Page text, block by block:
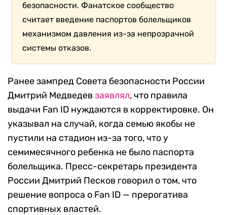
безопасности. Фанатское сообщество
считает введение паспортов болельщиков
механизмом давления из-за непрозрачной
системы отказов.
Ранее зампред Совета безопасности России
Дмитрий Медведев заявлял, что правила
выдачи Fan ID нуждаются в корректировке. Он
указывал на случай, когда семью якобы не
пустили на стадион из-за того, что у
семимесячного ребенка не было паспорта
болельщика. Пресс-секретарь президента
России Дмитрий Песков говорил о том, что
решение вопроса о Fan ID — прерогатива
спортивных властей.